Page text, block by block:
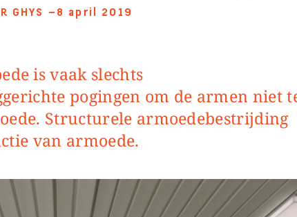
GHYS —8 april 2019
pogingen om de armen niet
Structurele armoedebestrijding
van armoede.